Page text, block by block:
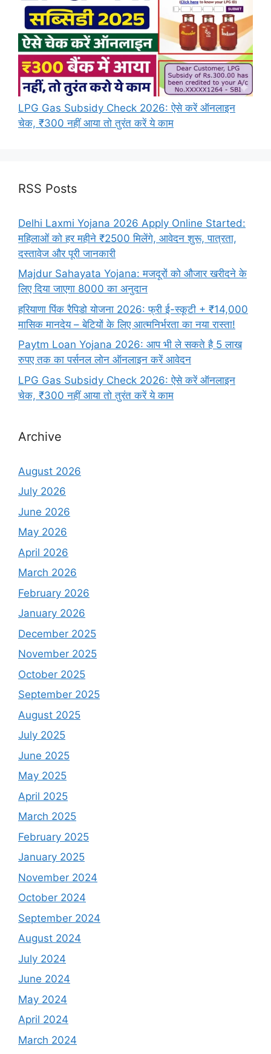
LPG Gas Subsidy Check 2026: ऐसे करें ऑनलाइन
चेक, ₹300 नहीं आया तो तुरंत करें ये काम
RSS Posts
Delhi Laxmi Yojana 2026 Apply Online Started:
महिलाओं को हर महीने ₹2500 मिलेंगे, आवेदन शुरू, पात्रता,
दस्तावेज और पूरी जानकारी
Majdur Sahayata Yojana: मजदूरों को औजार खरीदने के
लिए दिया जाएगा 8000 का अनुदान
हरियाणा पिंक रैपिडो योजना 2026: फ्री ई-स्कूटी + ₹14,000
मासिक मानदेय – बेटियों के लिए आत्मनिर्भरता का नया रास्ता!
Paytm Loan Yojana 2026: आप भी ले सकते है 5 लाख
रुपए तक का पर्सनल लोन ऑनलाइन करें आवेदन
LPG Gas Subsidy Check 2026: ऐसे करें ऑनलाइन
चेक, ₹300 नहीं आया तो तुरंत करें ये काम
Archive
August 2026
July 2026
June 2026
May 2026
April 2026
March 2026
February 2026
January 2026
December 2025
November 2025
October 2025
September 2025
August 2025
July 2025
June 2025
May 2025
April 2025
March 2025
February 2025
January 2025
November 2024
October 2024
September 2024
August 2024
July 2024
June 2024
May 2024
April 2024
March 2024